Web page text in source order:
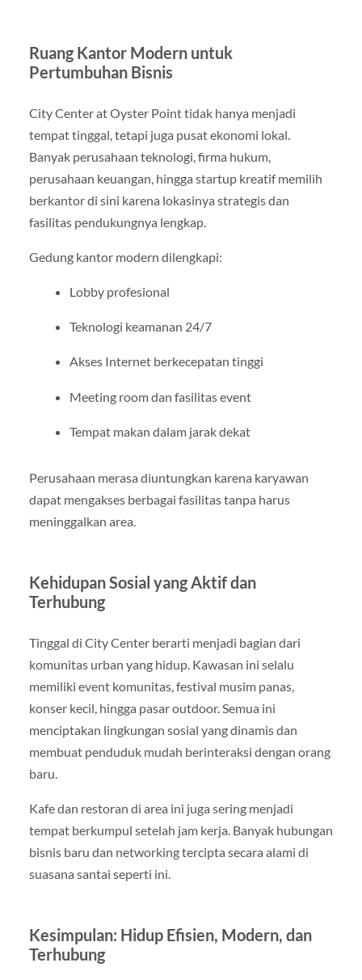
Ruang Kantor Modern untuk
Pertumbuhan Bisnis
City Center at Oyster Point tidak hanya menjadi
tempat tinggal, tetapi juga pusat ekonomi lokal.
Banyak perusahaan teknologi, firma hukum,
perusahaan keuangan, hingga startup kreatif memilih
berkantor di sini karena lokasinya strategis dan
fasilitas pendukungnya lengkap.
Gedung kantor modern dilengkapi:
Lobby profesional
Teknologi keamanan 24/7
Akses Internet berkecepatan tinggi
Meeting room dan fasilitas event
Tempat makan dalam jarak dekat
Perusahaan merasa diuntungkan karena karyawan
dapat mengakses berbagai fasilitas tanpa harus
meninggalkan area.
Kehidupan Sosial yang Aktif dan
Terhubung
Tinggal di City Center berarti menjadi bagian dari
komunitas urban yang hidup. Kawasan ini selalu
memiliki event komunitas, festival musim panas,
konser kecil, hingga pasar outdoor. Semua ini
menciptakan lingkungan sosial yang dinamis dan
membuat penduduk mudah berinteraksi dengan orang
baru.
Kafe dan restoran di area ini juga sering menjadi
tempat berkumpul setelah jam kerja. Banyak hubungan
bisnis baru dan networking tercipta secara alami di
suasana santai seperti ini.
Kesimpulan: Hidup Efisien, Modern, dan
Terhubung